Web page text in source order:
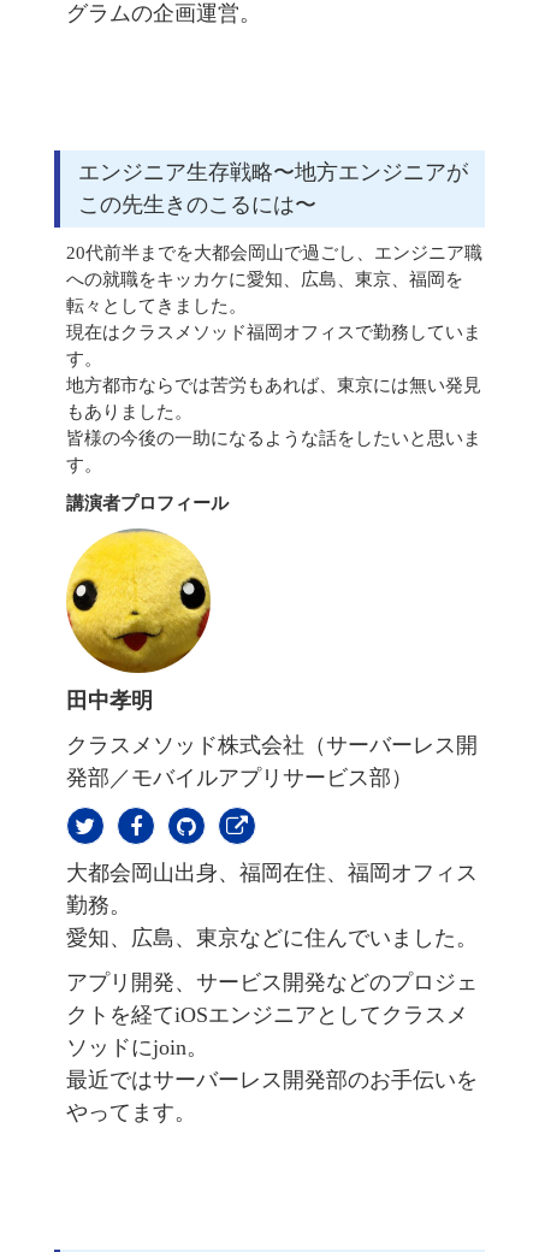
グラムの企画運営。
エンジニア生存戦略〜地方エンジニアが
この先生きのこるには〜
20代前半までを大都会岡山で過ごし、エンジニア職
への就職をキッカケに愛知、広島、東京、福岡を
転々としてきました。
現在はクラスメソッド福岡オフィスで勤務していま
す。
地方都市ならでは苦労もあれば、東京には無い発見
もありました。
皆様の今後の一助になるような話をしたいと思いま
す。
講演者プロフィール
田中孝明
クラスメソッド株式会社（サーバーレス開
発部／モバイルアプリサービス部）
大都会岡山出身、福岡在住、福岡オフィス
勤務。
愛知、広島、東京などに住んでいました。
アプリ開発、サービス開発などのプロジェ
クトを経てiOSエンジニアとしてクラスメ
ソッドにjoin。
最近ではサーバーレス開発部のお手伝いを
やってます。